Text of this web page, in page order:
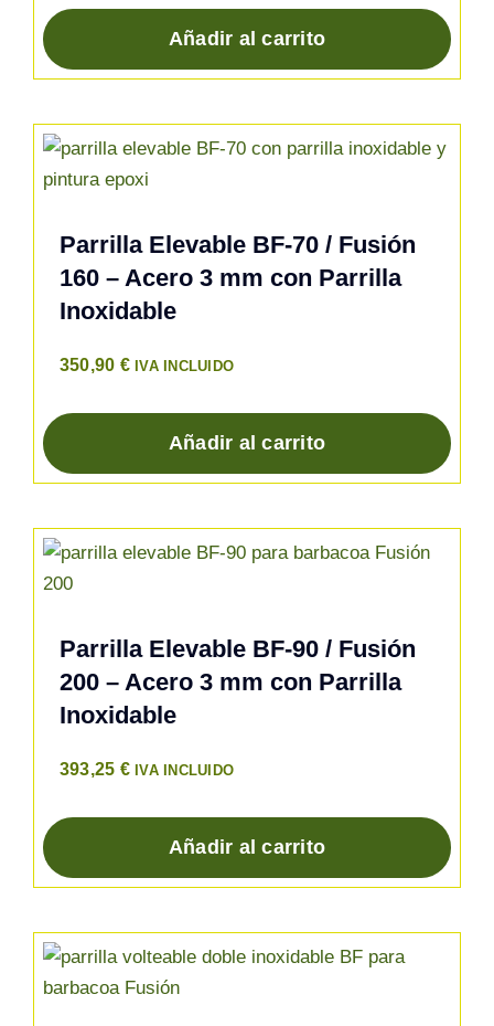
Añadir al carrito
Parrilla Elevable BF-70 / Fusión
160 – Acero 3 mm con Parrilla
Inoxidable
350,90 € IVA INCLUIDO
Añadir al carrito
Parrilla Elevable BF-90 / Fusión
200 – Acero 3 mm con Parrilla
Inoxidable
393,25 € IVA INCLUIDO
Añadir al carrito